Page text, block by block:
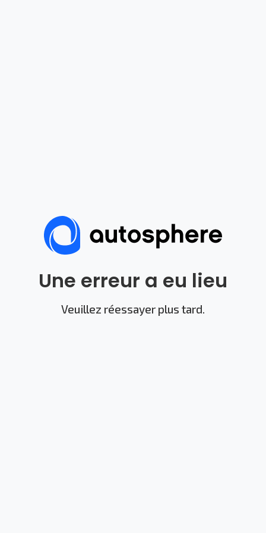
Une erreur a eu lieu
Veuillez réessayer plus tard.